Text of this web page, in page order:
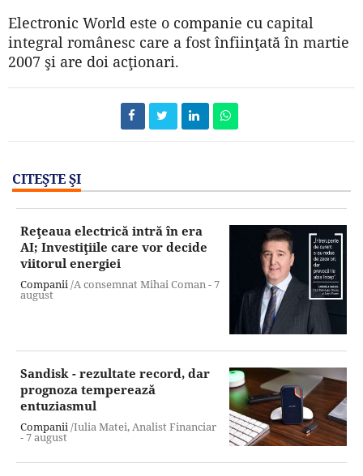
Electronic World este o companie cu capital
integral românesc care a fost înfiinţată în martie
2007 şi are doi acţionari.
CITEŞTE ŞI
Reţeaua electrică intră în era
AI; Investiţiile care vor decide
viitorul energiei
Companii/A consemnat Mihai Coman -7
august
Sandisk - rezultate record, dar
prognoza temperează
entuziasmul
Companii/Iulia Matei, Analist Financiar
-7 august